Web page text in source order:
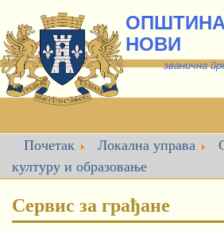
НОВИ
званична
Почетак Локална управа
културу и образовање
Сервис за грађане